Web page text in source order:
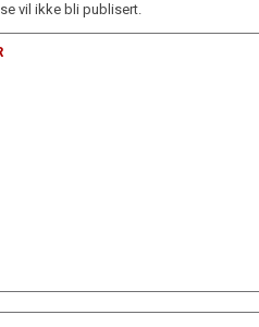
vil ikke bli publisert.